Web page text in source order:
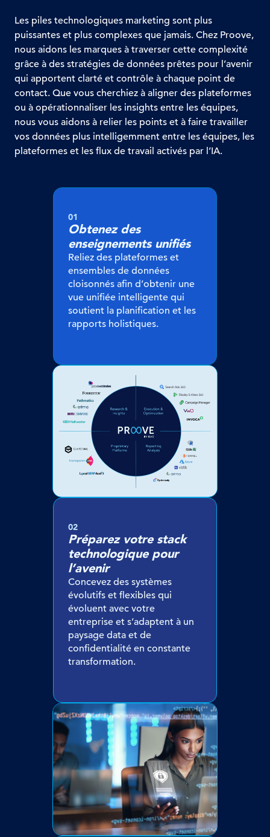
Les piles technologiques marketing sont plus
puissantes et plus complexes que jamais. Chez Proove,
nous aidons les marques à traverser cette complexité
grâce à des stratégies de données prêtes pour l’avenir
qui apportent clarté et contrôle à chaque point de
contact. Que vous cherchiez à aligner des plateformes
ou à opérationnaliser les insights entre les équipes,
nous vous aidons à relier les points et à faire travailler
vos données plus intelligemment entre les équipes, les
plateformes et les flux de travail activés par l’IA.
01
Obtenez des
enseignements unifiés
Reliez des plateformes et
ensembles de données
cloisonnés afin d’obtenir une
vue unifiée intelligente qui
soutient la planification et les
rapports holistiques.
02
Préparez votre stack
technologique pour
l’avenir
Concevez des systèmes
évolutifs et flexibles qui
évoluent avec votre
entreprise et s’adaptent à un
paysage data et de
confidentialité en constante
transformation.